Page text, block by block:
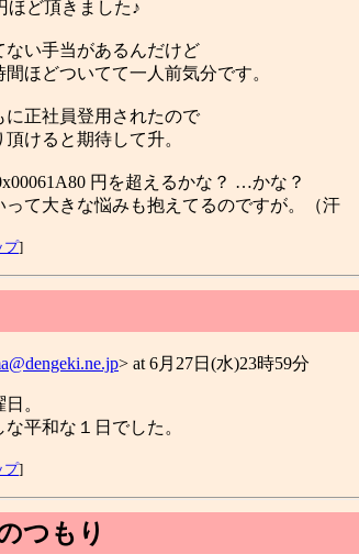
ほど頂きました♪
ない手当があるんだけど
ほどついてて一人前気分です。
正社員登用されたので
けると期待して升。
円を超えるかな？ …かな？
て大きな悩みも抱えてるのですが。（汗
プ]
> at 6月27日(水)23時59分
。
平和な１日でした。
プ]
つもり